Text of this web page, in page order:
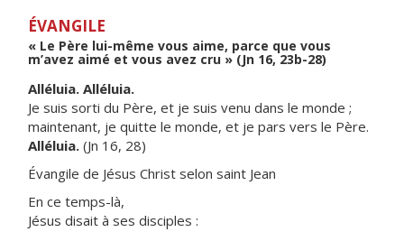
ÉVANGILE
« Le Père lui-même vous aime, parce que vous
m’avez aimé et vous avez cru » (Jn 16, 23b-28)
Alléluia. Alléluia.
Je suis sorti du Père, et je suis venu dans le monde ;
maintenant, je quitte le monde, et je pars vers le Père.
Alléluia. (Jn 16, 28)
Évangile de Jésus Christ selon saint Jean
En ce temps-là,
Jésus disait à ses disciples :